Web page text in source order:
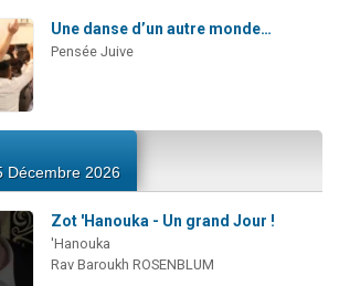
Une danse d’un autre monde…
Pensée Juive
Décembre 2026
Zot 'Hanouka - Un grand Jour !
'Hanouka
Rav Baroukh ROSENBLUM